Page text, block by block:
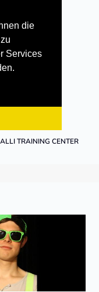
die
Services
TRAINING CENTER